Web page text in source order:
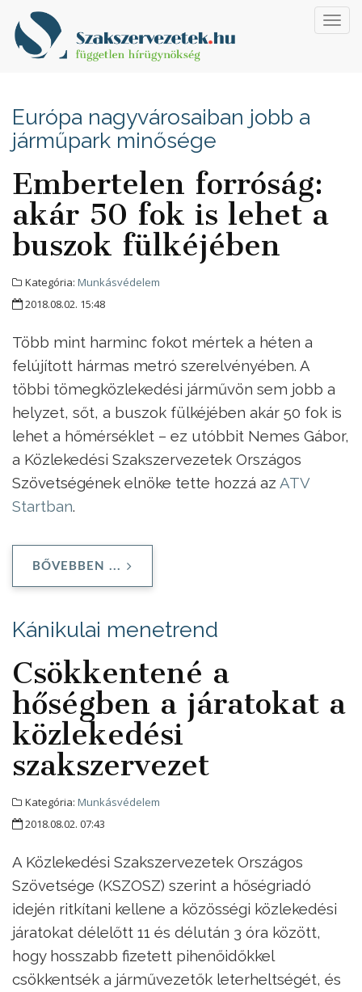
Európa nagyvárosaiban jobb a
járműpark minősége
Embertelen forróság:
akár 50 fok is lehet a
buszok fülkéjében
Kategória: Munkásvédelem
2018.08.02. 15:48
Több mint harminc fokot mértek a héten a
felújított hármas metró szerelvényében. A
többi tömegközlekedési járművön sem jobb a
helyzet, sőt, a buszok fülkéjében akár 50 fok is
lehet a hőmérséklet – ez utóbbit Nemes Gábor,
a Közlekedési Szakszervezetek Országos
Szövetségének elnöke tette hozzá az ATV
Startban.
BŐVEBBEN ...
Kánikulai menetrend
Csökkentené a
hőségben a járatokat a
közlekedési
szakszervezet
Kategória: Munkásvédelem
2018.08.02. 07:43
A Közlekedési Szakszervezetek Országos
Szövetsége (KSZOSZ) szerint a hőségriadó
idején ritkítani kellene a közösségi közlekedési
járatokat délelőtt 11 és délután 3 óra között,
hogy hosszabb fizetett pihenőidőkkel
csökkentsék a járművezetők leterheltségét, és